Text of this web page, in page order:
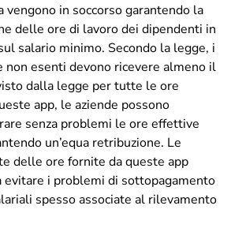
vengono in soccorso garantendo la
delle ore di lavoro dei dipendenti in
salario minimo. Secondo la legge, i
non esenti devono ricevere almeno il
dalla legge per tutte le ore
app, le aziende possono
senza problemi le ore effettive
un’equa retribuzione. Le
delle ore fornite da queste app
evitare i problemi di sottopagamento
spesso associate al rilevamento